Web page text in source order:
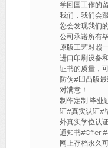
学回国工作的
我们，我们会
您会发现我们
公司承诺所有
原版工艺对照
进口印刷设备
证书的质量，
防伪#凹凸版
对满意！
制作定制|毕业
证#真实认证#
外真实学位认
通知书#Offer
网上存档永久